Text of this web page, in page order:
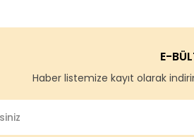
E-
Haber listemize kayıt olarak